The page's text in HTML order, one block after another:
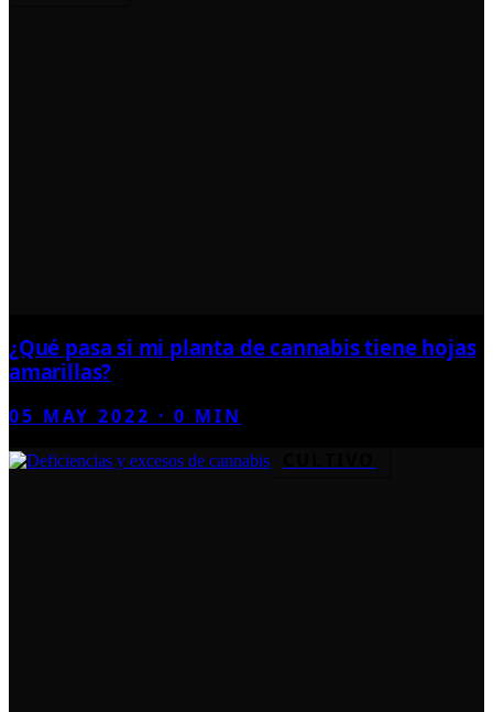
¿Qué pasa si mi planta de cannabis tiene hojas
amarillas?
05 MAY 2022 ·0 MIN